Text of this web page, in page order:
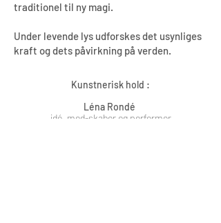
traditionel til ny magi.
Under levende lys udforskes det usynliges
kraft og dets påvirkning på verden.
Kunstnerisk hold :
Léna Rondé
idé, med-skaber og performer